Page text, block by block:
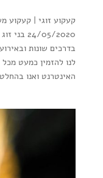
קעקוע זוגי | קעקוע
24/05/
בדרכים שונות
לנו להזמין כמעט
האינטרנט ואנו